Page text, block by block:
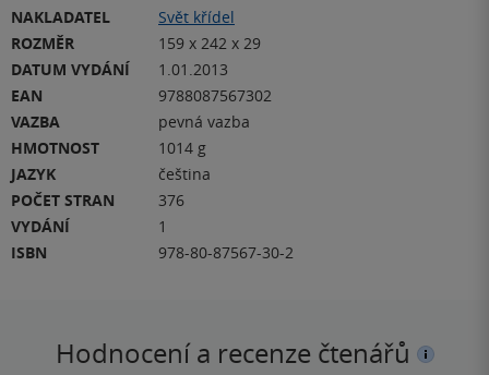
NAKLADATEL
Svět křídel
ROZMĚR
159 x 242 x 29
DATUM VYDÁNÍ
1.01.2013
EAN
9788087567302
VAZBA
pevná vazba
HMOTNOST
1014 g
JAZYK
čeština
POČET STRAN
376
VYDÁNÍ
1
ISBN
978-80-87567-30-2
Hodnocení a recenze čtenářů